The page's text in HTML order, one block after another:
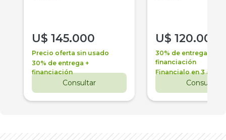
U$ 145.000
Precio oferta sin usado
30% de entrega +
financiación
Consultar
U$ 120.000
30% de entrega +
financiación
Financialo en 3 años
Consultar